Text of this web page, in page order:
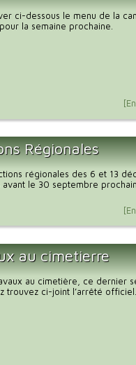
ci-dessous le menu de la
la semaine prochaine.
Régionales
régionales des 6 et 13
avant le 30 septembre
au cimetierre
au cimetière, ce dernier
trouvez ci-joint l’arrêté officiel.